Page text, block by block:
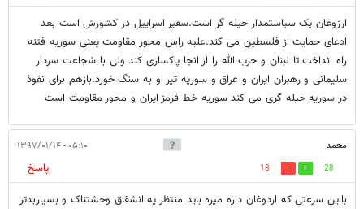
ارزوغان یک سیاستمدار حیله گر است.سفیر اسراییل در کشورش است بعد
ادعای حمایت از فلسطین می کند.علیه راس محور مقاومت یعنی سوریه فتنه
راه انداخت تا لبنان و حزب الله را از انجا پاکسازی کند ولی با شجاعت سردار
سلیمانی و رهبران ایران و عراق و سوریه تیر او به سنگ خورد.بازهم برای نفوذ
در سوریه حیله گری می کند سوریه خط قرمز ایران و محور مقاومت است
محمد ۰۵:۱۰ - ۱۳۹۷/۰۱/۱۴
28
18
پاسخ
بااین سرعتی که اردوغان داره میره باید منتظر یه انشقاق وحشتناک و بسیاربدتر